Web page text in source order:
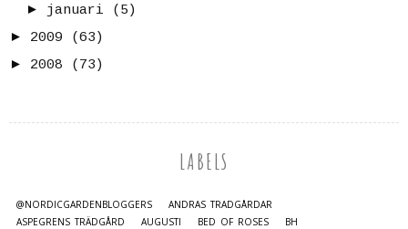
► januari
(5)
► 2009
(63)
► 2008 (73)
LABELS
@NORDICGARDENBLOGGERS
ANDRAS TRÄDGÅRDAR
ASPEGRENS TRÄDGÅRD
AUGUSTI BED OF ROSES
BH